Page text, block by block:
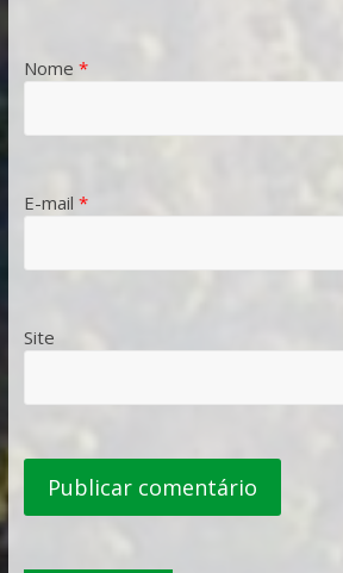
Nome *
E-mail *
Site